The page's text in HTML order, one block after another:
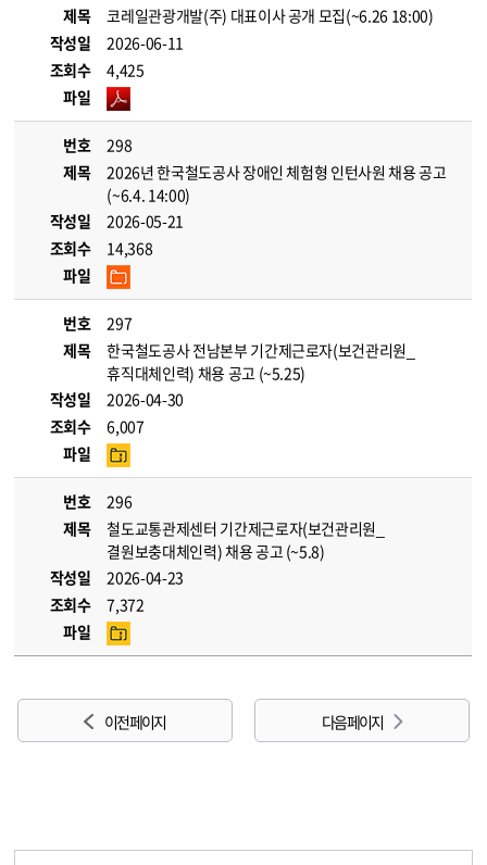
제목
코레일관광개발(주) 대표이사 공개 모집(~6.26 18:00)
작성일
2026-06-11
조회수
4,425
파일
번호
298
제목
2026년 한국철도공사 장애인 체험형 인턴사원 채용 공고
(~6.4. 14:00)
작성일
2026-05-21
조회수
14,368
파일
번호
297
제목
한국철도공사 전남본부 기간제근로자(보건관리원_
휴직대체인력) 채용 공고 (~5.25)
작성일
2026-04-30
조회수
6,007
파일
번호
296
제목
철도교통관제센터 기간제근로자(보건관리원_
결원보충대체인력) 채용 공고 (~5.8)
작성일
2026-04-23
조회수
7,372
파일
이전 페이지 다음 페이지